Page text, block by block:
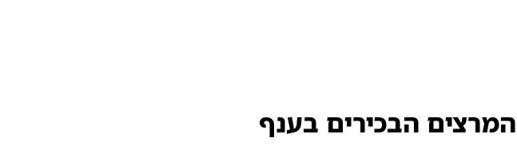
המרצים הבכירים בענף